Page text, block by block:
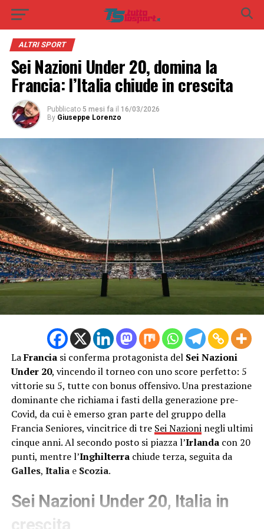
ALTRI SPORT
Sei Nazioni Under 20, domina la
Francia: l’Italia chiude in crescita
Pubblicato 5 mesi fa il 16/03/2026
By Giuseppe Lorenzo
LaFranciasi conferma protagonista del Sei Nazioni
Under 20, vincendo il torneo con uno score perfetto: 5
vittorie su 5, tutte con bonus offensivo. Una prestazione
dominante che richiama i fasti della generazione pre-
Covid, da cui è emerso gran parte del gruppo della
Francia Seniores, vincitrice di tre Sei Nazioninegli ultimi
cinque anni. Al secondo posto si piazza l’Irlandacon 20
punti, mentre l’Inghilterra chiude terza, seguita da
Galles, Italiae Scozia.
Sei Nazioni Under 20, Italia in
crescita